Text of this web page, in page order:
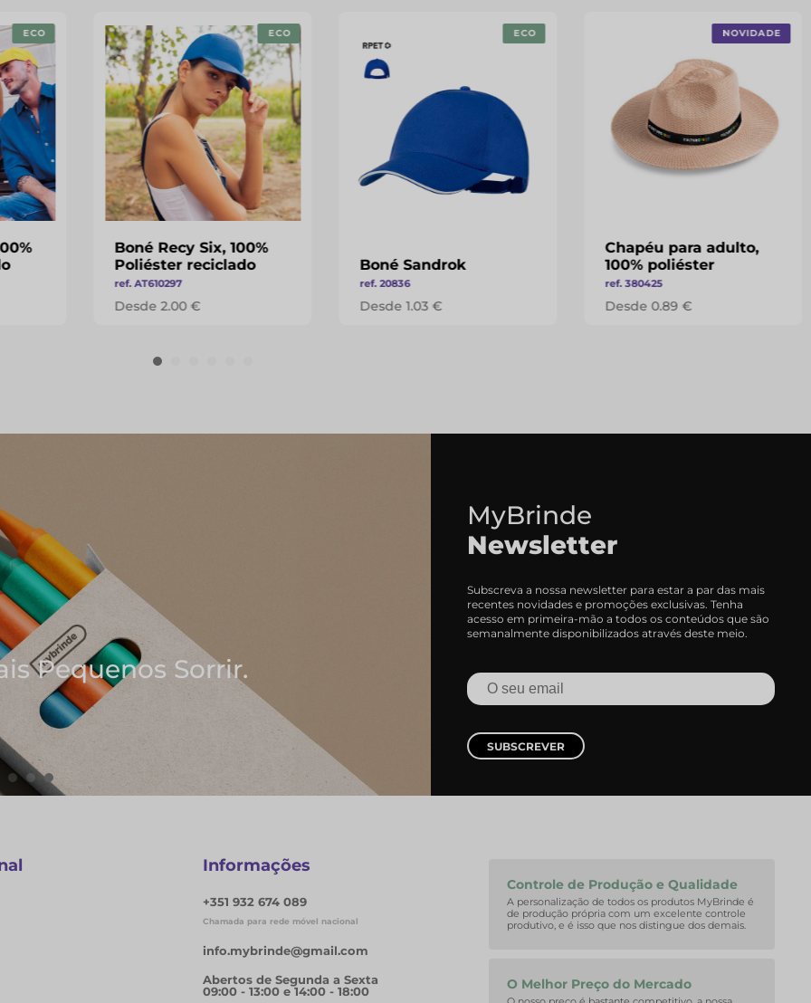
ECO ECO
Boné Recy Six, 100%
Poliéster reciclado
ref. AT610297
Desde 2.00 €
ECO
Boné Sandrok
ref. 20836
Desde 1.03 €
NOVIDADE
Chapéu para adulto,
100% poliéster
ref. 380425
Desde 0.89 €
As Melhores Ideias
Blocos de Notas
MyBrinde
Newsletter
Subscreva a nossa newsletter para estar a par das mais
recentes novidades e promoções exclusivas. Tenha
acesso em primeira-mão a todos os conteúdos que são
semanalmente disponibilizados através deste meio.
SUBSCREVER
Informações
+351 932 674 089
Chamada para rede móvel nacional
info.mybrinde@gmail.com
Abertos de Segunda a Sexta
09:00 - 13:00 e 14:00 - 18:00
Controle de Produção e Qualidade
A personalização de todos os produtos MyBrinde é
de produção própria com um excelente controle
produtivo, e é isso que nos distingue dos demais.
O Melhor Preço do Mercado